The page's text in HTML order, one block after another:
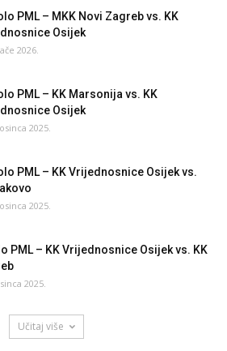
PML – MKK Novi Zagreb vs. KK
Osijek
2026.
PML – KK Marsonija vs. KK
Osijek
2025.
PML – KK Vrijednosnice Osijek vs.
2025.
PML – KK Vrijednosnice Osijek vs. KK
2025.
Učitaj više